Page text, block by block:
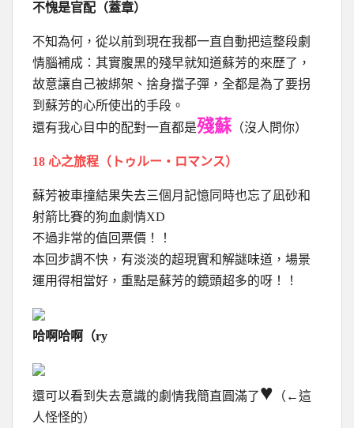
不愧是官配（蓋章）
不知為何，從以前到現在我都一直自動把這整段劇
情腦補成：其實腹黑的殘早就知道蘇芳的來歷了，
故意讓自己被綁架、捨身擋子彈，全都是為了要拐
到蘇芳的心所使出的手段。
還有我心目中的配對一直都是殘蘇（沒人問你）
18 心之旅程（トゥルー・ロマンス）
蘇芳被車撞結果失去三個月記憶同時也忘了凪砂和
射箭比賽的狗血劇情XD
不過非常的值回票價！！
本回步調不快，有淡淡的超現實和解謎味道，場景
運用得相當好，重點是蘇芳的鏡頭超多的呀！！
哈啊哈啊（ry
還可以看到失去意識的劇情我簡直圓滿了♥ （←這
人怪怪的）